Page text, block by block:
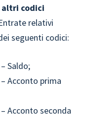
altri codici
relativi
seguenti codici:
Saldo;
Acconto prima
Acconto seconda